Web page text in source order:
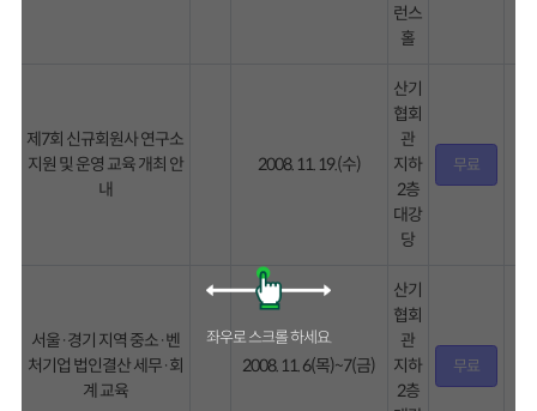
런스
홀
제7회 신규회원사 연구소
지원 및 운영 교육 개최 안
내
2008. 11. 19.(수)
산기
협회
관
지하
2층
대강
당
무료
서울·경기 지역 중소·벤
처기업 법인결산 세무·회
계 교육
2008. 11. 6(목)~7(금)
산기
협회
관
지하
2층
무료